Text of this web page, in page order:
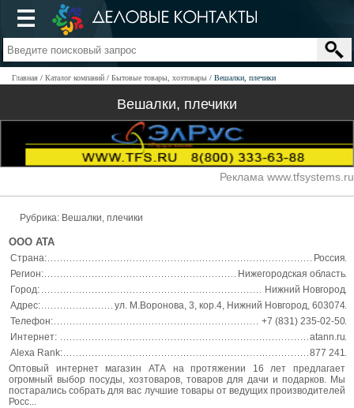
Главная Каталог компаний Бытовые товары, хозтовары Вешалки, плечики
Вешалки, плечики
Реклама www.tfsystems.ru
Рубрика: Вешалки, плечики
ООО АТА
Страна:
Россия
Регион:
Нижегородская область
Город:
Нижний Новгород
Адрес:
ул. М.Воронова, 3, кор.4, Нижний Новгород, 603074
Телефон:
+7 (831) 235-02-50
Интернет:
atann.ru
Alexa Rank:
877 241
Оптовый интернет магазин АТА на протяжении 16 лет предлагает
огромный выбор посуды, хозтоваров, товаров для дачи и подарков. Мы
постарались собрать для вас лучшие товары от ведущих производителей
Росс...